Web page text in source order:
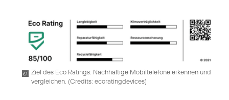
Ziel des Eco Ratings: Nachhaltige Mobiltelefone erkennen und
vergleichen. (Credits: ecoratingdevices)